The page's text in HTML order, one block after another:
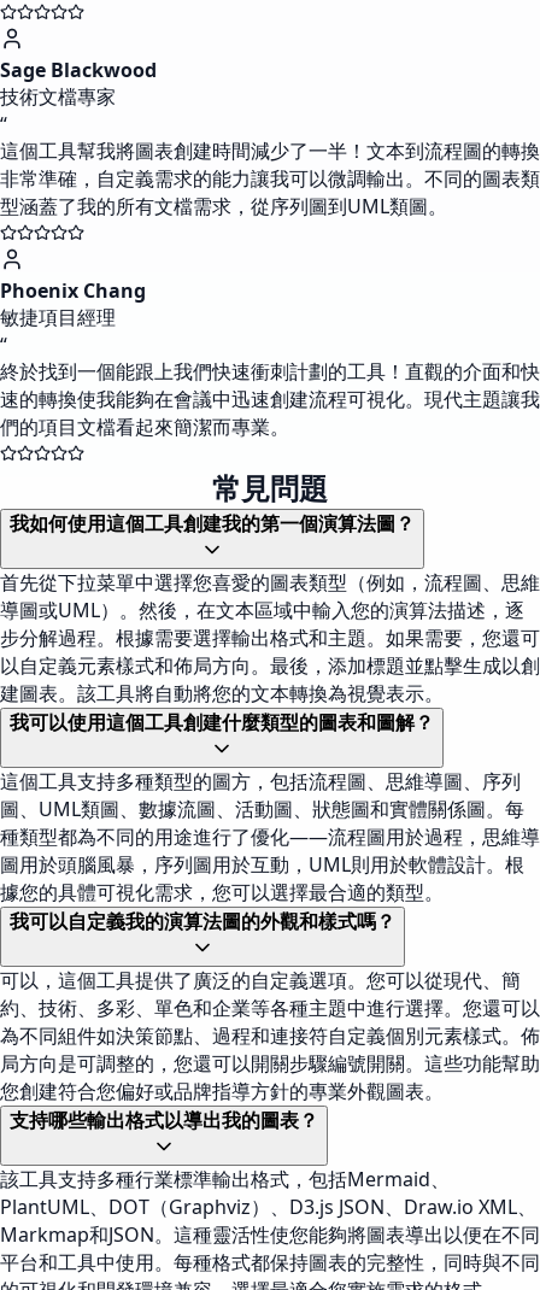
Sage Blackwood
技術文檔專家
“
這個工具幫我將圖表創建時間減少了一半！文本到流程圖的轉換
非常準確，自定義需求的能力讓我可以微調輸出。不同的圖表類
型涵蓋了我的所有文檔需求，從序列圖到UML類圖。
Phoenix Chang
敏捷項目經理
“
終於找到一個能跟上我們快速衝刺計劃的工具！直觀的介面和快
速的轉換使我能夠在會議中迅速創建流程可視化。現代主題讓我
們的項目文檔看起來簡潔而專業。
常見問題
我如何使用這個工具創建我的第一個演算法圖？
首先從下拉菜單中選擇您喜愛的圖表類型（例如，流程圖、思維
導圖或UML）。然後，在文本區域中輸入您的演算法描述，逐
步分解過程。根據需要選擇輸出格式和主題。如果需要，您還可
以自定義元素樣式和佈局方向。最後，添加標題並點擊生成以創
建圖表。該工具將自動將您的文本轉換為視覺表示。
我可以使用這個工具創建什麼類型的圖表和圖解？
這個工具支持多種類型的圖方，包括流程圖、思維導圖、序列
圖、UML類圖、數據流圖、活動圖、狀態圖和實體關係圖。每
種類型都為不同的用途進行了優化——流程圖用於過程，思維導
圖用於頭腦風暴，序列圖用於互動，UML則用於軟體設計。根
據您的具體可視化需求，您可以選擇最合適的類型。
我可以自定義我的演算法圖的外觀和樣式嗎？
可以，這個工具提供了廣泛的自定義選項。您可以從現代、簡
約、技術、多彩、單色和企業等各種主題中進行選擇。您還可以
為不同組件如決策節點、過程和連接符自定義個別元素樣式。佈
局方向是可調整的，您還可以開關步驟編號開關。這些功能幫助
您創建符合您偏好或品牌指導方針的專業外觀圖表。
支持哪些輸出格式以導出我的圖表？
該工具支持多種行業標準輸出格式，包括Mermaid、
PlantUML、DOT（Graphviz）、D3.js JSON、Draw.io XML、
Markmap和JSON。這種靈活性使您能夠將圖表導出以便在不同
平台和工具中使用。每種格式都保持圖表的完整性，同時與不同